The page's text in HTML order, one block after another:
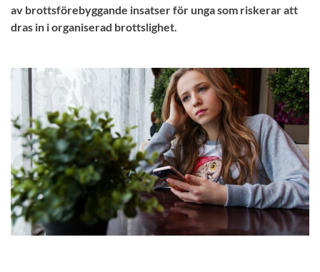
av brottsförebyggande insatser för unga som riskerar att
dras in i organiserad brottslighet.